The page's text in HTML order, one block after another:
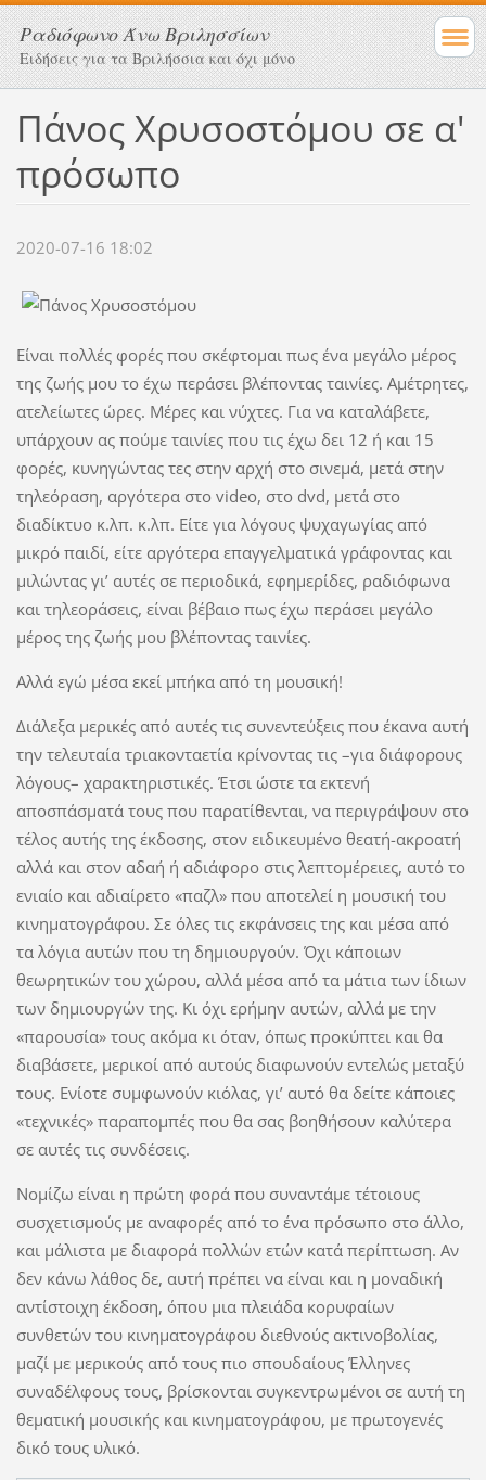
Ραδιόφωνο Άνω Βριλησσίων
Ειδήσεις για τα Βριλήσσια και όχι μόνο
Πάνος Χρυσοστόμου σε α'
πρόσωπο
2020-07-16 18:02
Είναι πολλές φορές που σκέφτομαι πως ένα μεγάλο μέρος
της ζωής μου το έχω περάσει βλέποντας ταινίες. Αμέτρητες,
ατελείωτες ώρες. Μέρες και νύχτες. Για να καταλάβετε,
υπάρχουν ας πούμε ταινίες που τις έχω δει 12 ή και 15
φορές, κυνηγώντας τες στην αρχή στο σινεμά, μετά στην
τηλεόραση, αργότερα στο video, στο dvd, μετά στο
διαδίκτυο κ.λπ. κ.λπ. Είτε για λόγους ψυχαγωγίας από
μικρό παιδί, είτε αργότερα επαγγελματικά γράφοντας και
μιλώντας γι’ αυτές σε περιοδικά, εφημερίδες, ραδιόφωνα
και τηλεοράσεις, είναι βέβαιο πως έχω περάσει μεγάλο
μέρος της ζωής μου βλέποντας ταινίες.
Αλλά εγώ μέσα εκεί μπήκα από τη μουσική!
Διάλεξα μερικές από αυτές τις συνεντεύξεις που έκανα αυτή
την τελευταία τριακονταετία κρίνοντας τις –για διάφορους
λόγους– χαρακτηριστικές. Έτσι ώστε τα εκτενή
αποσπάσματά τους που παρατίθενται, να περιγράψουν στο
τέλος αυτής της έκδοσης, στον ειδικευμένο θεατή-ακροατή
αλλά και στον αδαή ή αδιάφορο στις λεπτομέρειες, αυτό το
ενιαίο και αδιαίρετο «παζλ» που αποτελεί η μουσική του
κινηματογράφου. Σε όλες τις εκφάνσεις της και μέσα από
τα λόγια αυτών που τη δημιουργούν. Όχι κάποιων
θεωρητικών του χώρου, αλλά μέσα από τα μάτια των ίδιων
των δημιουργών της. Κι όχι ερήμην αυτών, αλλά με την
«παρουσία» τους ακόμα κι όταν, όπως προκύπτει και θα
διαβάσετε, μερικοί από αυτούς διαφωνούν εντελώς μεταξύ
τους. Ενίοτε συμφωνούν κιόλας, γι’ αυτό θα δείτε κάποιες
«τεχνικές» παραπομπές που θα σας βοηθήσουν καλύτερα
σε αυτές τις συνδέσεις.
Νομίζω είναι η πρώτη φορά που συναντάμε τέτοιους
συσχετισμούς με αναφορές από το ένα πρόσωπο στο άλλο,
και μάλιστα με διαφορά πολλών ετών κατά περίπτωση. Αν
δεν κάνω λάθος δε, αυτή πρέπει να είναι και η μοναδική
αντίστοιχη έκδοση, όπου μια πλειάδα κορυφαίων
συνθετών του κινηματογράφου διεθνούς ακτινοβολίας,
μαζί με μερικούς από τους πιο σπουδαίους Έλληνες
συναδέλφους τους, βρίσκονται συγκεντρωμένοι σε αυτή τη
θεματική μουσικής και κινηματογράφου, με πρωτογενές
δικό τους υλικό.